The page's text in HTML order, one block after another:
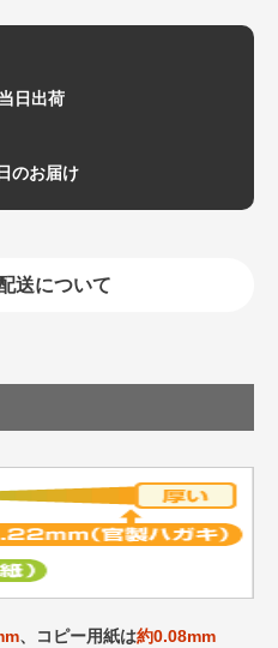
日出荷
のお届け
送について
、コピー用紙は約0.08mm